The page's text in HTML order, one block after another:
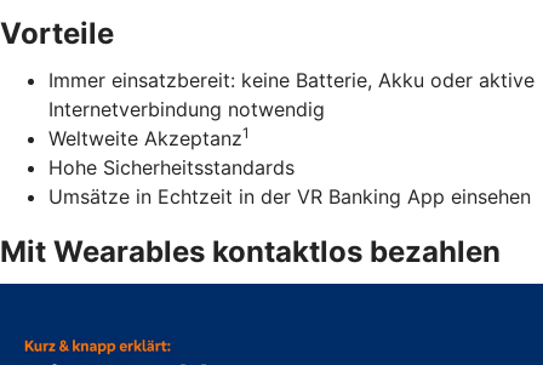
Vorteile
Immer einsatzbereit: keine Batterie, Akku oder aktive
Internetverbindung notwendig
Weltweite Akzeptanz1
Hohe Sicherheitsstandards
Umsätze in Echtzeit in der VR Banking App einsehen
Mit Wearables kontaktlos bezahlen